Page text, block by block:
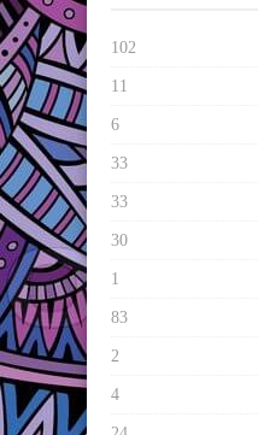
102
11
6
33
33
30
1
83
2
4